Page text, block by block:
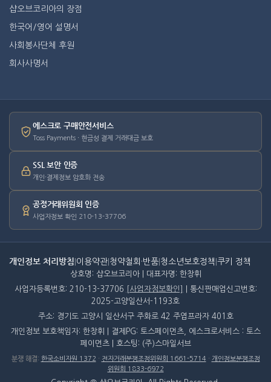
샵오브코리아의 장점
한국어/영어 설명서
사회봉사단체 후원
회사사명서
에스크로 구매안전서비스
Toss Payments · 현금성 결제 거래대금 보호
SSL 보안 인증
개인·결제정보 암호화 전송
공정거래위원회 인증
사업자정보 확인 210-13-37706
개인정보 처리방침 이용약관 청약철회·반품 청소년보호정책 쿠키 정책
상호명: 샵오브코리아 | 대표자명: 한창휘
사업자등록번호: 210-13-37706
[사업자정보확인]
| 통신판매업신고번호:
2025-고양일산서-1193호
주소: 경기도 고양시 일산서구 주화로 42 주엽프라자 401호
개인정보 보호책임자: 한창휘 | 결제PG: 토스페이먼츠, 에스크로서비스 : 토스
페이먼츠 | 호스팅: (주)스마일서브
분쟁 해결: 한국소비자원 1372 · 전자거래분쟁조정위원회 1661-5714 · 개인정보분쟁조정
위원회 1833-6972